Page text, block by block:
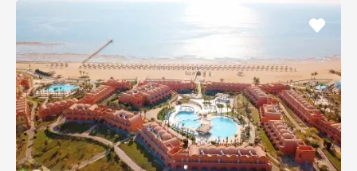
Pridať